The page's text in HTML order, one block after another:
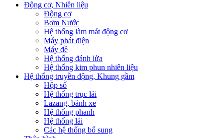
Động cơ, Nhiên liệu
Động cơ
Bơm Nước
Hệ thống làm mát động cơ
Máy phát điện
Máy đề
Hệ thống đánh lửa
Hệ thống kim phun nhiên liệu
Hệ thống truyền động, Khung gầm
Hộp số
Hệ thống trục lái
Lazang, bánh xe
Hệ thống phanh
Hệ thống lái
Các hệ thống bổ sung